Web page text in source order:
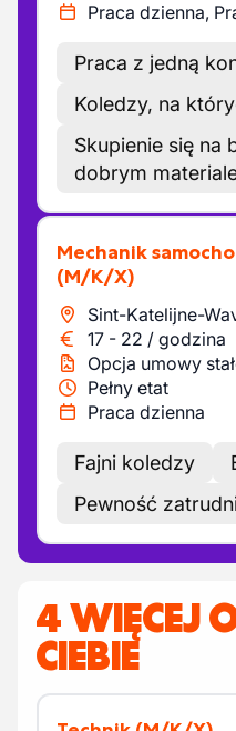
Praca dzienna,
Praca z jedną
Koledzy, na
Skupienie się na
dobrym
Mechanik
(M/K/X)
Sint-Katelijne-
17 - 22 / godzina
Opcja umowy
Pełny etat
Praca dzienna
Fajni koledzy
Pewność
4 WIĘCEJ
CIEBIE